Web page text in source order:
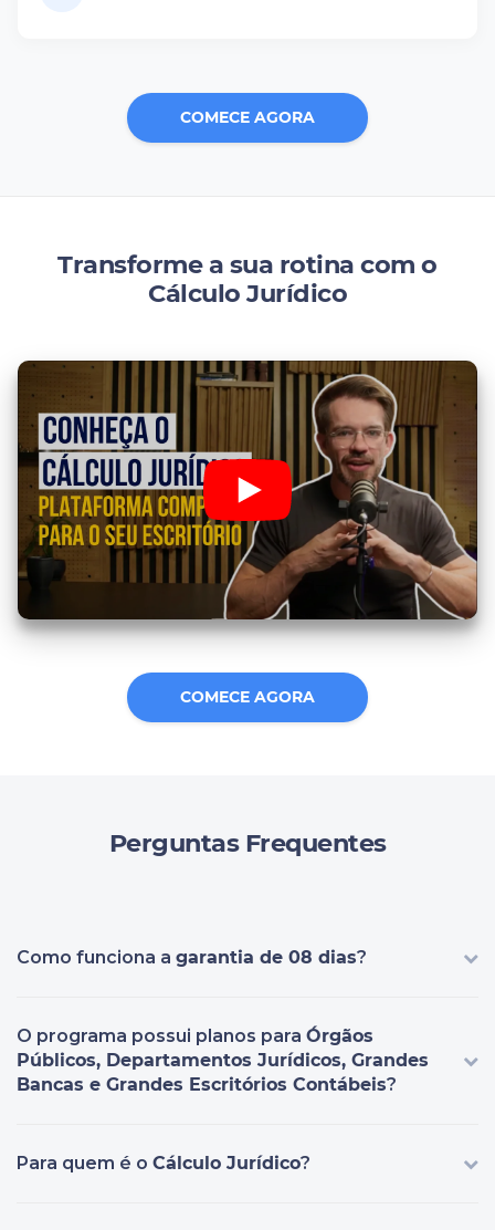
COMECE AGORA
Transforme a sua rotina com o
Cálculo Jurídico
COMECE AGORA
Perguntas Frequentes
Como funciona a garantia de 08 dias?
O programa possui planos para Órgãos
Públicos, Departamentos Jurídicos, Grandes
Bancas e Grandes Escritórios Contábeis?
Para quem é o Cálculo Jurídico?